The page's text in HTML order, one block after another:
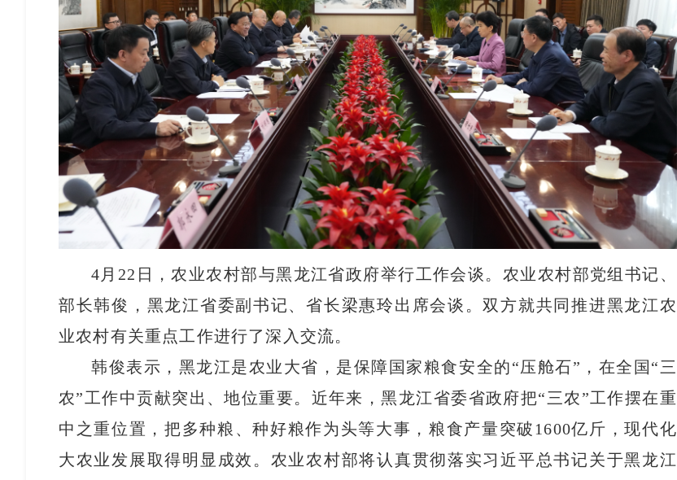
4月22日，农业农村部与黑龙江省政府举行工作会谈。农业农村部党组书记、
部长韩俊，黑龙江省委副书记、省长梁惠玲出席会谈。双方就共同推进黑龙江农
业农村有关重点工作进行了深入交流。
韩俊表示，黑龙江是农业大省，是保障国家粮食安全的“压舱石”，在全国“三
农”工作中贡献突出、地位重要。近年来，黑龙江省委省政府把“三农”工作摆在重
中之重位置，把多种粮、种好粮作为头等大事，粮食产量突破1600亿斤，现代化
大农业发展取得明显成效。农业农村部将认真贯彻落实习近平总书记关于黑龙江